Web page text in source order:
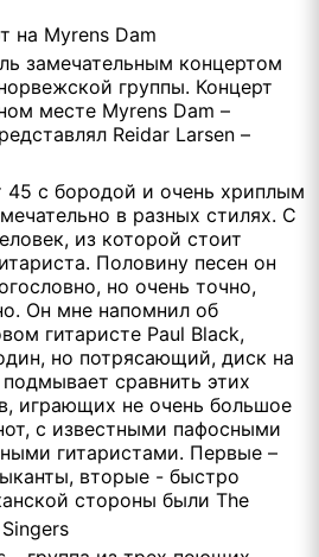
замечательным концертом
группы. Концерт
месте Myrens Dam –
Reidar Larsen –
45 с бородой и очень хриплым
в разных стилях. С
из которой стоит
Половину песен он
но очень точно,
Он мне напомнил об
гитаристе Paul Black,
но потрясающий, диск на
сравнить этих
играющих не очень большое
с известными пафосными
гитаристами. Первые –
вторые - быстро
стороны были The